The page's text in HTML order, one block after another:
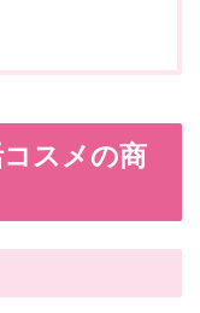
コスメの商